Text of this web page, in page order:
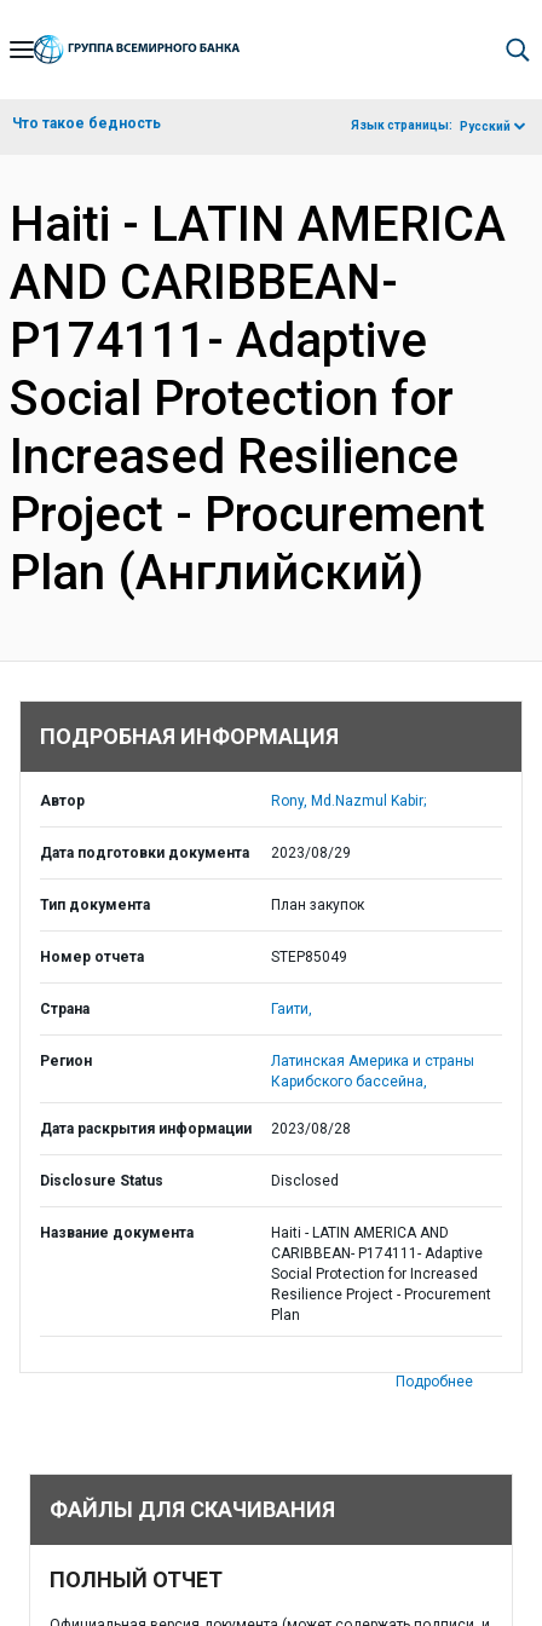
Skip
Navigation
Что такое бедность Язык страницы: Русский
Haiti - LATIN AMERICA
AND CARIBBEAN-
P174111- Adaptive
Social Protection for
Increased Resilience
Project - Procurement
Plan (Английский)
ПОДРОБНАЯ ИНФОРМАЦИЯ
Автор Rony, Md.Nazmul Kabir;
Дата подготовки документа 2023/08/29
Тип документа План закупок
Номер отчета STEP85049
Страна Гаити,
Регион
Латинская Америка и страны
Карибского бассейна,
Дата раскрытия информации 2023/08/28
Disclosure Status Disclosed
Название документа
Haiti - LATIN AMERICA AND
CARIBBEAN- P174111- Adaptive
Social Protection for Increased
Resilience Project - Procurement
Plan
Подробнее
ФАЙЛЫ ДЛЯ СКАЧИВАНИЯ
ПОЛНЫЙ ОТЧЕТ